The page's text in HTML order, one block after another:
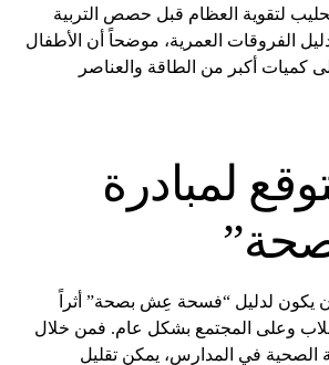
لتقوية العظام قبل حصص التربية
الفروقات العمرية، موضحاً أن الأطفال
كميات أكبر من الطاقة والعناصر
لمبادرة
يكون لدليل “فسحة عِش بصحة” أثراً
وعلى المجتمع بشكل عام. فمن خلال
الصحية في المدارس، يمكن تقليل